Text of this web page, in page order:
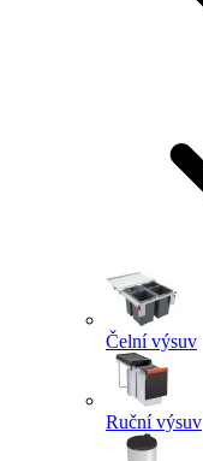
Čelní výsuv
Ruční výsuv